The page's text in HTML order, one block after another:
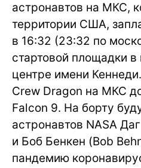
астронавтов на МКС,
территории США,
в 16:32 (23:32 по
стартовой площадки
центре имени
Crew Dragon на МКС
Falcon 9. На борту
астронавтов NASA
и Боб Бенкен (Bob
пандемию